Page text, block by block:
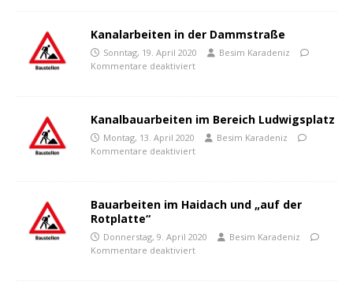
Kanalarbeiten in der Dammstraße
Sonntag, 19. April 2020
Besim Karadeniz
Kommentare deaktiviert
Kanalbauarbeiten im Bereich Ludwigsplatz
Montag, 13. April 2020
Besim Karadeniz
Kommentare deaktiviert
Bauarbeiten im Haidach und „auf der
Rotplatte“
Donnerstag, 9. April 2020
Besim Karadeniz
Kommentare deaktiviert